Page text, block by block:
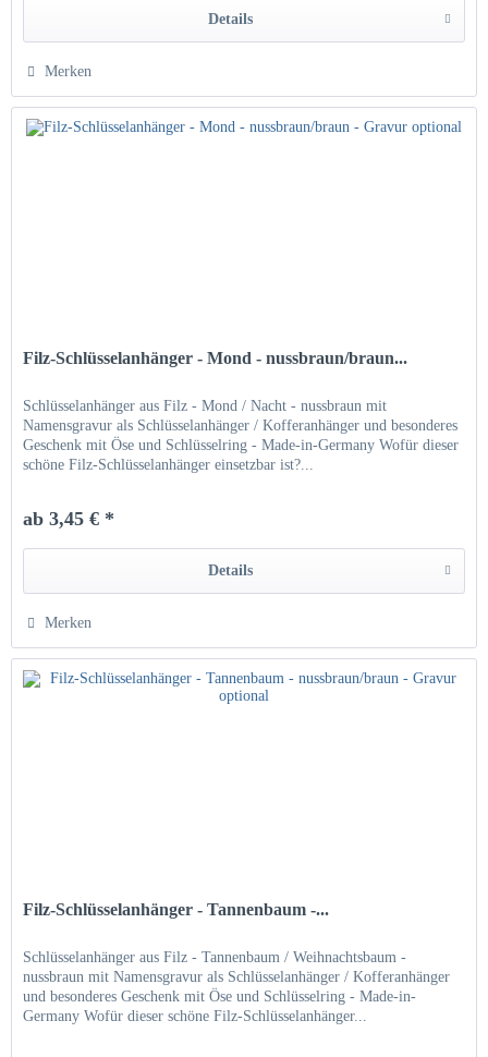
Details
Merken
Filz-Schlüsselanhänger - Mond - nussbraun/braun...
Schlüsselanhänger aus Filz - Mond / Nacht - nussbraun mit
Namensgravur als Schlüsselanhänger / Kofferanhänger und besonderes
Geschenk mit Öse und Schlüsselring - Made-in-Germany Wofür dieser
schöne Filz-Schlüsselanhänger einsetzbar ist?...
ab 3,45 € *
Details
Merken
Filz-Schlüsselanhänger - Tannenbaum -...
Schlüsselanhänger aus Filz - Tannenbaum / Weihnachtsbaum -
nussbraun mit Namensgravur als Schlüsselanhänger / Kofferanhänger
und besonderes Geschenk mit Öse und Schlüsselring - Made-in-
Germany Wofür dieser schöne Filz-Schlüsselanhänger...